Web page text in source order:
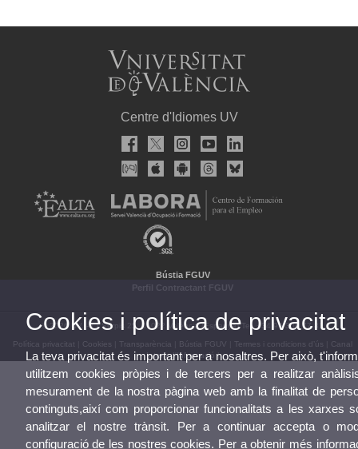
Centre d'Idiomes UV
Bústia FGUV
Perfil Contractant FGUV
© 2026 UV. - C/ Serpis 25, 46022 València (Espanya) Tel. +34 96 306 77 81
Política privacitat Cookies Transparència Bústia FGUV Termes i condicions d’ús
Canal
Intern d'Informació |
Cookies i política de privacitat
La teva privacitat és important per a nosaltres. Per això,
utilitzem cookies pròpies i de tercers per a realitzar
mesurament de la nostra pàgina web amb la finalitat de
continguts,així com proporcionar funcionalitats a les xarxes
analitzar el nostre trànsit. Per a continuar accepta o
configuració de les nostres cookies. Per a obtenir més